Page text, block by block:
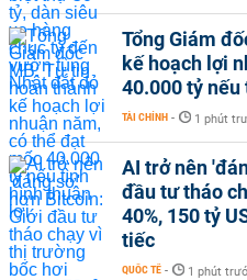
Tổng Giám
kế hoạch lợi
40.000 tỷ
TÀI CHÍNH - 1 phút
AI trở nên
đầu tư tháo
40%, 150 tỷ
tiếc
QUỐC TẾ - 1 phút